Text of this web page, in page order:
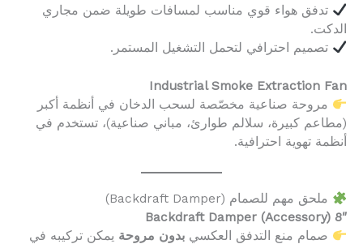
تدفق هواء قوي مناسب لمسافات طويلة ضمن مجاري
الدكت.
تصميم احترافي لتحمل التشغيل المستمر.
Industrial Smoke Extraction Fan
مروحة صناعية مخصّصة لسحب الدخان في أنظمة أكبر
(مطاعم كبيرة، سلالم طوارئ، مباني صناعية)، تستخدم في
أنظمة تهوية احترافية.
ملحق مهم للصمام (Backdraft Damper)
8″ Backdraft Damper (Accessory)
صمام منع التدفق العكسي بدون مروحة يمكن تركيبه في